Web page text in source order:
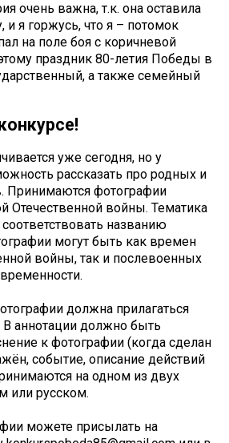
очень важна, т.к. она оставила
я горжусь, что я – потомок
на поле боя с коричневой
праздник 80-летия Победы в
а также семейный
уже сегодня, но у
рассказать про родных и
Принимаются фотографии
Отечественной войны. Тематика
названию
могут быть как времен
войны, так и послевоенных
должна прилагаться
В аннотации должно быть
к фотографии (когда сделан
событие, описание действий
на одном из двух
или русском.
можете присылать на